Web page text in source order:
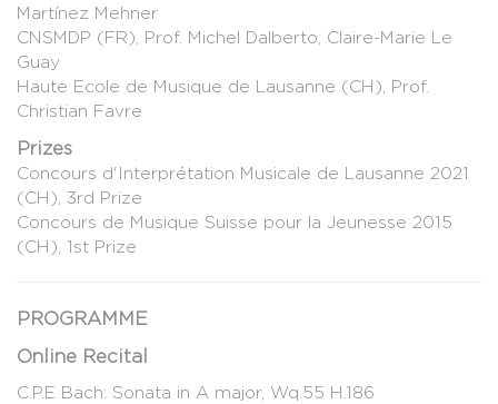
Martínez Mehner
CNSMDP (FR), Prof. Michel Dalberto, Claire-Marie Le
Guay
Haute Ecole de Musique de Lausanne (CH), Prof.
Christian Favre
Prizes
Concours d'Interprétation Musicale de Lausanne 2021
(CH), 3rd Prize
Concours de Musique Suisse pour la Jeunesse 2015
(CH), 1st Prize
PROGRAMME
Online Recital
C.P.E Bach: Sonata in A major, Wq.55 H.186